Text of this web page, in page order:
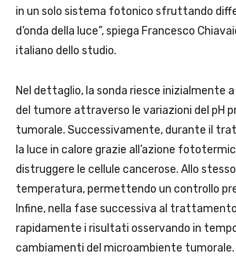
in un solo sistema fotonico sfruttando
d’onda della luce”, spiega Francesco
italiano dello studio.
Nel dettaglio, la sonda riesce inizialmente
del tumore attraverso le variazioni del pH
tumorale. Successivamente, durante il
la luce in calore grazie all’azione
distruggere le cellule cancerose. Allo
temperatura, permettendo un controllo
Infine, nella fase successiva al
rapidamente i risultati osservando in
cambiamenti del microambiente tumorale.